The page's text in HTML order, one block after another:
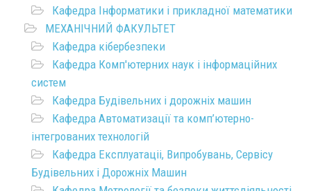
Кафедра Інформатики і прикладної математики
МЕХАНІЧНИЙ ФАКУЛЬТЕТ
Кафедра кібербезпеки
Кафедра Комп'ютерних наук і інформаційних
систем
Кафедра Будівельних і дорожніх машин
Кафедра Автоматизації та комп’ютерно-
інтегрованих технологій
Кафедра Експлуатаціі, Випробувань, Сервісу
Будівельних і Дорожніх Машин